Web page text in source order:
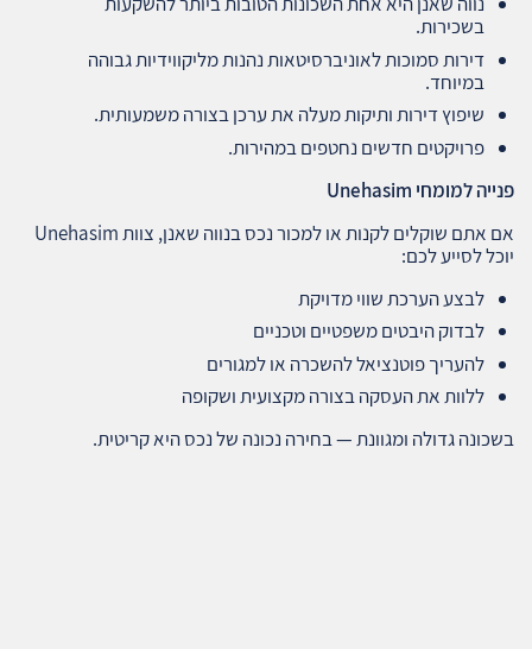
בשכירות.
דירות סמוכות לאוניברסיטאות נהנות מליקווידיות גבוהה
במיוחד.
שיפוץ דירות ותיקות מעלה את ערכן בצורה משמעותית.
פרויקטים חדשים נחטפים במהירות.
פנייה למומחי
אם אתם שוקלים לקנות או למכור נכס בנווה שאנן, צוות Unehasim
יוכל לסייע לכם:
לבצע הערכת שווי מדויקת
לבדוק היבטים משפטיים וטכניים
להעריך פוטנציאל להשכרה או למגורים
ללוות את העסקה בצורה מקצועית ושקופה
בשכונה גדולה ומגוונת — בחירה נכונה של נכס היא קריטית.